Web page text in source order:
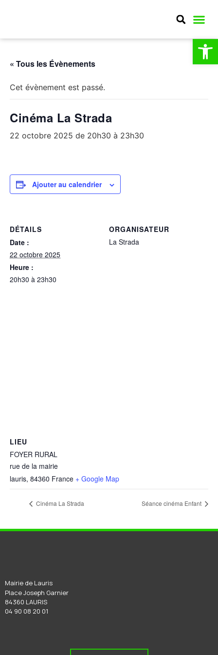
« Tous les Évènements
Cet évènement est passé.
Cinéma La Strada
22 octobre 2025 de 20h30 à 23h30
Ajouter au calendrier
DÉTAILS
Date :
22 octobre 2025
Heure :
20h30 à 23h30
ORGANISATEUR
La Strada
LIEU
FOYER RURAL
rue de la mairie
lauris, 84360 France + Google Map
Cinéma La Strada Séance cinéma Enfant
Mairie de Lauris
Place Joseph Garnier
84360 LAURIS
04 90 08 20 01